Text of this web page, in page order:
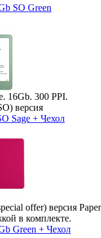
SO Green
16Gb. 300 PPI.
версия
Sage + Чехол
offer) версия
в комплекте.
Green + Чехол